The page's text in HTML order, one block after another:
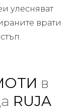
улесняват
врати
в
RUJA